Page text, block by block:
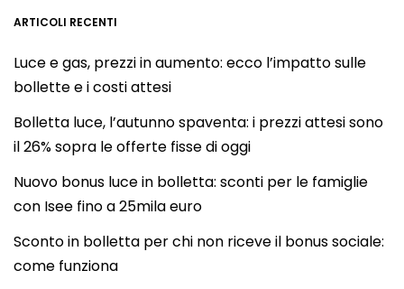
ARTICOLI RECENTI
Luce e gas, prezzi in aumento: ecco l’impatto sulle
bollette e i costi attesi
Bolletta luce, l’autunno spaventa: i prezzi attesi sono
il 26% sopra le offerte fisse di oggi
Nuovo bonus luce in bolletta: sconti per le famiglie
con Isee fino a 25mila euro
Sconto in bolletta per chi non riceve il bonus sociale:
come funziona